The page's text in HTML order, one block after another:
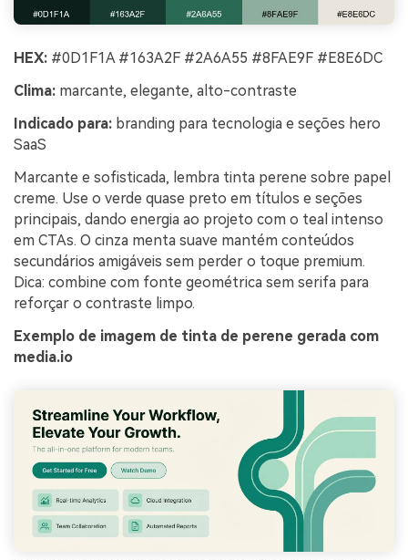
HEX: #0D1F1A #163A2F #2A6A55 #8FAE9F #E8E6DC
Clima: marcante, elegante, alto-contraste
Indicado para: branding para tecnologia e seções hero
SaaS
Marcante e sofisticada, lembra tinta perene sobre papel
creme. Use o verde quase preto em títulos e seções
principais, dando energia ao projeto com o teal intenso
em CTAs. O cinza menta suave mantém conteúdos
secundários amigáveis sem perder o toque premium.
Dica: combine com fonte geométrica sem serifa para
reforçar o contraste limpo.
Exemplo de imagem de tinta de perene gerada com
media.io